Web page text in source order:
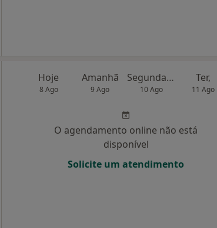
Hoje
8 Ago
Amanhã
9 Ago
Segunda-feira
10 Ago
Ter,
11 Ago
O agendamento online não está
disponível
Solicite um atendimento